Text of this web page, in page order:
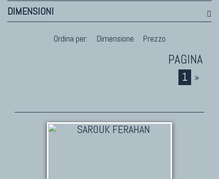
DIMENSIONI
Ordina per: Dimensione Prezzo
1 »